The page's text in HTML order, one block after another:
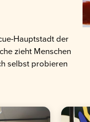
Hauptstadt der
zieht Menschen
selbst probieren